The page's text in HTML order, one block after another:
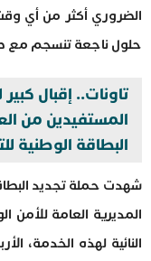
الضروري أكثر من أي
حلول ناجعة تنسجم مع
تاونات.. إقبال
المستفيدين من
البطاقة الوطنية
شهدت حملة تجديد
المديرية العامة
النائية لهذه الخدمة،